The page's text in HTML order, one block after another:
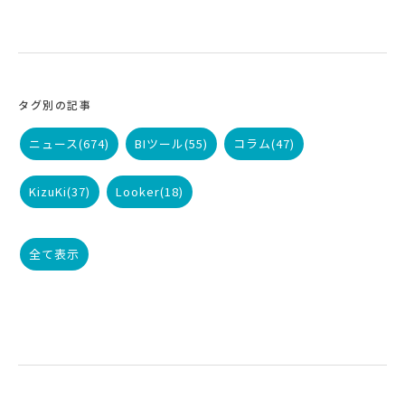
タグ別の記事
ニュース(674) BIツール(55) コラム(47)
KizuKi(37) Looker(18)
全て表示